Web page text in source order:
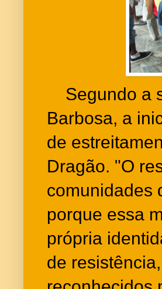
Segundo a
Barbosa, a
de
Dragão. "O
comunidades
porque essa
própria
de